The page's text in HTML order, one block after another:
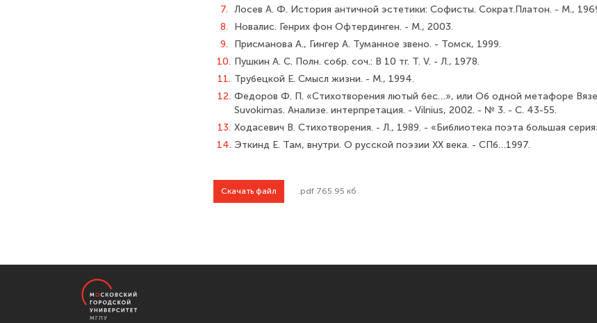
7. Лосев А. Ф. История античной эстетики: Софисты. Сократ.Платон. - М.,
8.
Новалис. Генрих фон Офтердинген. - М., 2003.
9.
Присманова А., Гингер А. Туманное звено. - Томск, 1999.
10. Пушкин А. С. Полн. собр. соч.: В 10 тг. Т. V. - Л., 1978.
11. Трубецкой Е. Смысл жизни. - М., 1994.
12. Федоров Ф. П. «Стихотворения лютый бес…», или Об одной метафоре
Suvokimas. Анализе. интерпретация. - Vilnius, 2002. - № 3. - С. 43-55.
13. Ходасевич В. Стихотворения. - Л., 1989. - «Библиотека поэта большая
14. Эткинд Е. Там, внутри. О русской поэзии ХХ века. - СПб…1997.
Скачать файл .pdf 765.95 кб